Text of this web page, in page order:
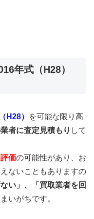
年式（H28）
H28）
を可能な限り高
者に査定見積もり して
価の可能性があり、お
ないこともありますの
い」、「買取業者を回
いがちです。